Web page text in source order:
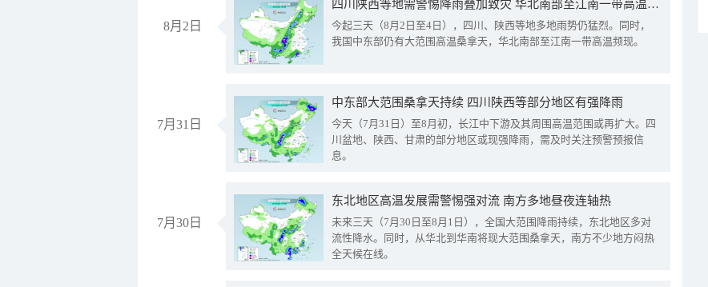
8月2日
四川陕西等地需警惕降雨叠加致灾 华北南部至江南一带高温频现
今起三天（8月2日至4日），四川、陕西等地多地雨势仍猛烈。同时，
我国中东部仍有大范围高温桑拿天，华北南部至江南一带高温频现。
7月31日
中东部大范围桑拿天持续 四川陕西等部分地区有强降雨
今天（7月31日）至8月初，长江中下游及其周围高温范围或再扩大。四
川盆地、陕西、甘肃的部分地区或现强降雨，需及时关注预警预报信
息。
7月30日
东北地区高温发展需警惕强对流 南方多地昼夜连轴热
未来三天（7月30日至8月1日），全国大范围降雨持续，东北地区多对
流性降水。同时，从华北到华南将现大范围桑拿天，南方不少地方闷热
全天候在线。